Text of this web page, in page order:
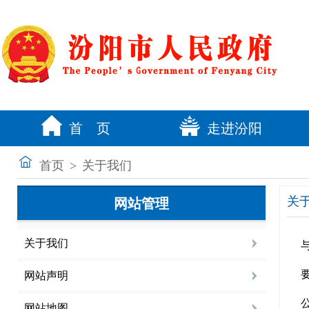
首 页 走进汾阳
首页 > 关于我们
网站管理
关于我们
网站声明
关